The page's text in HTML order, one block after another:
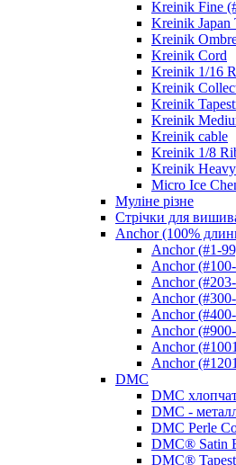
Kreinik Fine
Kreinik Japan
Kreinik
Kreinik Cord
Kreinik 1/16
Kreinik
Kreinik
Kreinik
Kreinik cable
Kreinik 1/8
Kreinik
Micro Ice
Муліне різне
Стрічки для
Anchor (100%
Anchor (#1-
Anchor
Anchor
Anchor
Anchor
Anchor
Anchor
Anchor
DMC
DMC
DMC -
DMC Perle
DMC® Satin
DMC®